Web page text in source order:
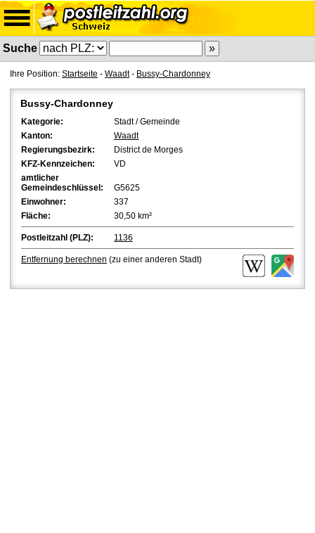
Suche
Ihre Position: Startseite - Waadt- Bussy-Chardonney
Bussy-Chardonney
Kategorie:
Stadt / Gemeinde
Kanton:
Waadt
Regierungsbezirk:
District de Morges
KFZ-Kennzeichen:
VD
amtlicher
Gemeindeschlüssel:
G5625
Einwohner:
337
Fläche:
30,50 km²
Postleitzahl (PLZ): 1136
Entfernung berechnen (zu einer anderen Stadt)